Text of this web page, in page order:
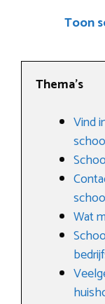
Toon
Thema’s
Vind
Wat